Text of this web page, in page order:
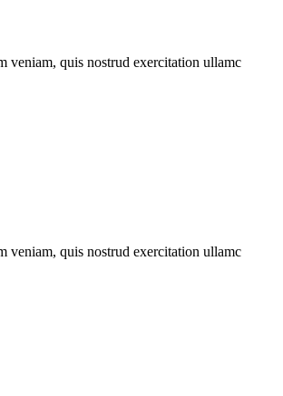
veniam, quis nostrud exercitation ullamc
veniam, quis nostrud exercitation ullamc